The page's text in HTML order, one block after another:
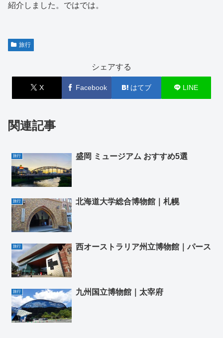
紹介しました。ではでは。
旅行
シェアする
X Facebook はてブ LINE
関連記事
旅行 盛岡 ミュージアム おすすめ5選
旅行 北海道大学総合博物館｜札幌
旅行 西オーストラリア州立博物館｜パース
旅行 九州国立博物館｜太宰府